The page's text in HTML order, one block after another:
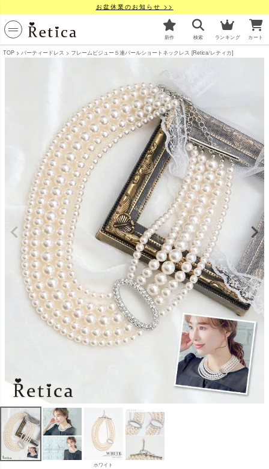
お盆休業のお知らせ >>
新作 検索 ランキング カート
TOP パーティードレス フレームビジュー５連パールショートネックレス [Retica/レティカ]
ホワイト